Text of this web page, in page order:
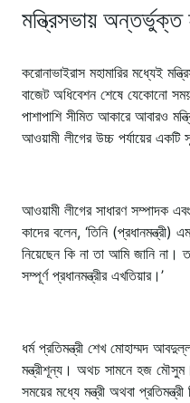
মন্ত্রিসভায়
করোনাভাইরাস মহামারির মধ্যেই
বাজেট অধিবেশন শেষে যেকোনো
পাশাপাশি সীমিত আকারে আবারও
আওয়ামী লীগের উচ্চ পর্যায়ের
আওয়ামী লীগের সাধারণ সম্পাদক
কাদের বলেন, ‘তিনি
নিয়েছেন কি না তা আমি জানি না।
সম্পূর্ণ প্রধানমন্ত্রীর এখতিয়ার।’
ধর্ম প্রতিমন্ত্রী শেখ মোহাম্মদ
মন্ত্রীশূন্য। অথচ সামনে হজ
সময়ের মধ্যে মন্ত্রী অথবা